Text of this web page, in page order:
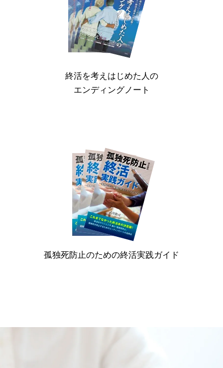
終活を考えはじめた人の
エンディングノート
孤独死防止のための終活実践ガイド